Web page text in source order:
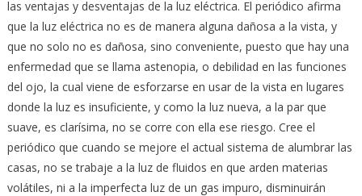
las ventajas y desventajas de la luz eléctrica. El periódico afirma
que la luz eléctrica no es de manera alguna dañosa a la vista, y
que no solo no es dañosa, sino conveniente, puesto que hay una
enfermedad que se llama astenopia, o debilidad en las funciones
del ojo, la cual viene de esforzarse en usar de la vista en lugares
donde la luz es insuficiente, y como la luz nueva, a la par que
suave, es clarísima, no se corre con ella ese riesgo. Cree el
periódico que cuando se mejore el actual sistema de alumbrar las
casas, no se trabaje a la luz de fluidos en que arden materias
volátiles, ni a la imperfecta luz de un gas impuro, disminuirán